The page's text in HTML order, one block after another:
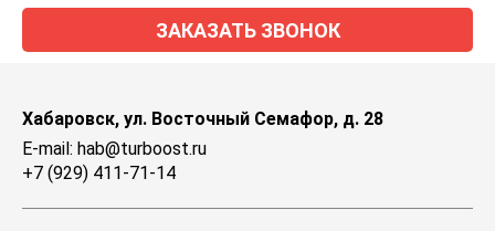
ЗАКАЗАТЬ ЗВОНОК
Хабаровск, ул. Восточный Семафор, д. 28
E-mail: hab@turboost.ru
+7 (929) 411-71-14